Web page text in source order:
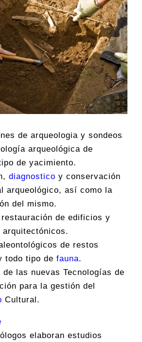
de arqueologia y sondeos
arqueológica de
de yacimiento.
diagnostico y conservación
arqueológico, así como la
del mismo.
de edificios y
arquitectónicos.
de restos
todo tipo de fauna.
de las nuevas Tecnologías de
para la gestión del
Cultural.
elaboran estudios